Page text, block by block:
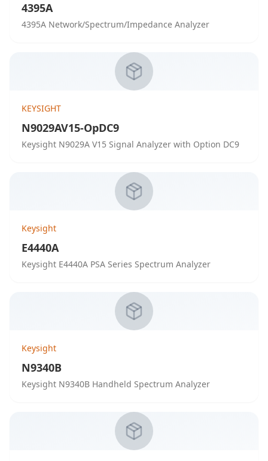
4395A
4395A Network/Spectrum/Impedance Analyzer
KEYSIGHT
N9029AV15-OpDC9
Keysight N9029A V15 Signal Analyzer with Option DC9
Keysight
E4440A
Keysight E4440A PSA Series Spectrum Analyzer
Keysight
N9340B
Keysight N9340B Handheld Spectrum Analyzer